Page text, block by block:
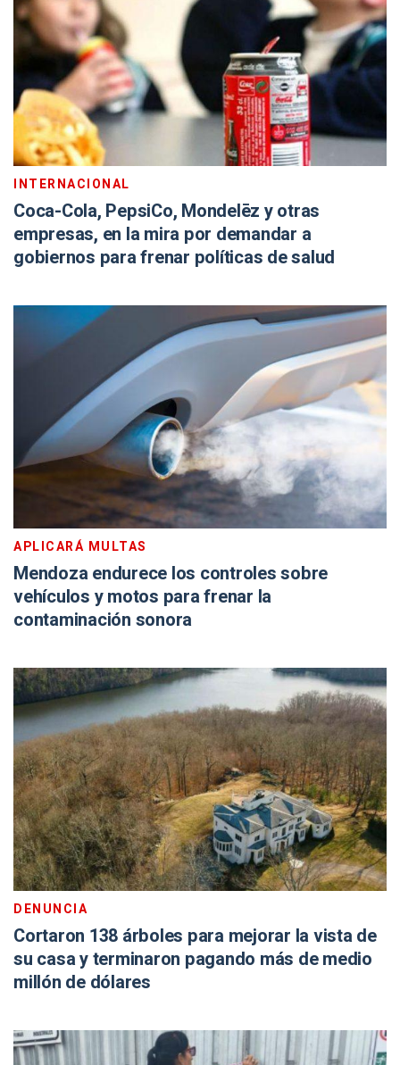
INTERNACIONAL
Coca-Cola, PepsiCo, Mondelēz y otras
empresas, en la mira por demandar a
gobiernos para frenar políticas de salud
APLICARÁ MULTAS
Mendoza endurece los controles sobre
vehículos y motos para frenar la
contaminación sonora
DENUNCIA
Cortaron 138 árboles para mejorar la vista de
su casa y terminaron pagando más de medio
millón de dólares